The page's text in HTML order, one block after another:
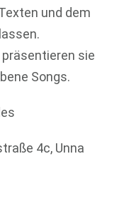
und dem
sie
Songs.
4c, Unna